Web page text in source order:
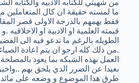
من شهيتي للكتابه الادبيه والكتابه
ما لمسته حقيقة ان كال المتعاملين
فقط يهمهم بالدرجة الاولى قصر
قيمته العلمية او الادبية او الاخلاقيه
الطويله بالرغم ما تدعو فيه الى
.من ذلك كله ارجو ان يتم اعادة
العمل بهذه الشبكه بما يعود
بعيدا عن الضرر الذي يلحق بهم
طرق هذا الموضوع و وضعه على